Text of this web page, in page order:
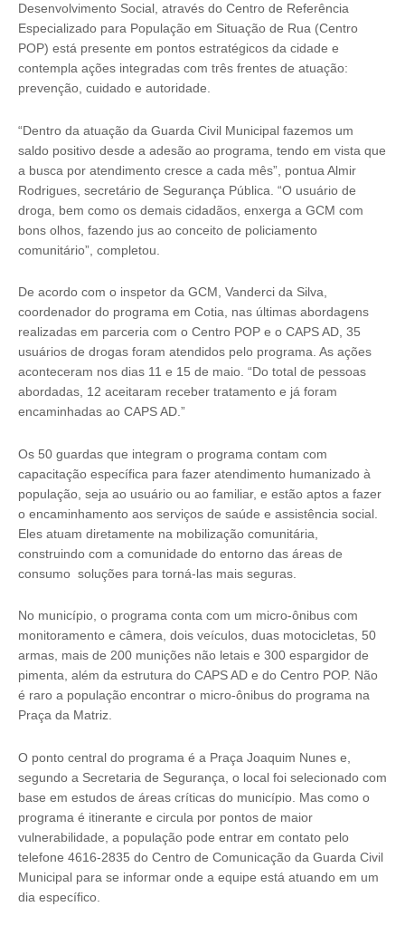
Desenvolvimento Social, através do Centro de Referência
Especializado para População em Situação de Rua (Centro
POP) está presente em pontos estratégicos da cidade e
contempla ações integradas com três frentes de atuação:
prevenção, cuidado e autoridade.
“Dentro da atuação da Guarda Civil Municipal fazemos um
saldo positivo desde a adesão ao programa, tendo em vista que
a busca por atendimento cresce a cada mês”, pontua Almir
Rodrigues, secretário de Segurança Pública. “O usuário de
droga, bem como os demais cidadãos, enxerga a GCM com
bons olhos, fazendo jus ao conceito de policiamento
comunitário”, completou.
De acordo com o inspetor da GCM, Vanderci da Silva,
coordenador do programa em Cotia, nas últimas abordagens
realizadas em parceria com o Centro POP e o CAPS AD, 35
usuários de drogas foram atendidos pelo programa. As ações
aconteceram nos dias 11 e 15 de maio. “Do total de pessoas
abordadas, 12 aceitaram receber tratamento e já foram
encaminhadas ao CAPS AD.”
Os 50 guardas que integram o programa contam com
capacitação específica para fazer atendimento humanizado à
população, seja ao usuário ou ao familiar, e estão aptos a fazer
o encaminhamento aos serviços de saúde e assistência social.
Eles atuam diretamente na mobilização comunitária,
construindo com a comunidade do entorno das áreas de
consumo soluções para torná-las mais seguras.
No município, o programa conta com um micro-ônibus com
monitoramento e câmera, dois veículos, duas motocicletas, 50
armas, mais de 200 munições não letais e 300 espargidor de
pimenta, além da estrutura do CAPS AD e do Centro POP. Não
é raro a população encontrar o micro-ônibus do programa na
Praça da Matriz.
O ponto central do programa é a Praça Joaquim Nunes e,
segundo a Secretaria de Segurança, o local foi selecionado com
base em estudos de áreas críticas do município. Mas como o
programa é itinerante e circula por pontos de maior
vulnerabilidade, a população pode entrar em contato pelo
telefone 4616-2835 do Centro de Comunicação da Guarda Civil
Municipal para se informar onde a equipe está atuando em um
dia específico.